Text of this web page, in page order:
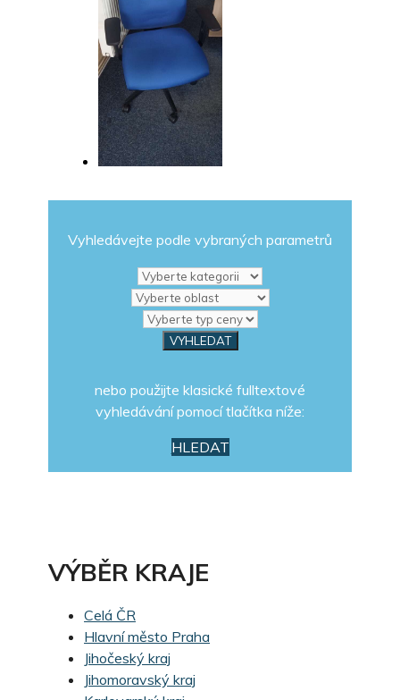
Vyhledávejte podle vybraných parametrů
nebo použijte klasické fulltextové
vyhledávání pomocí tlačítka níže:
HLEDAT
VÝBĚR KRAJE
Celá ČR
Hlavní město Praha
Jihočeský kraj
Jihomoravský kraj